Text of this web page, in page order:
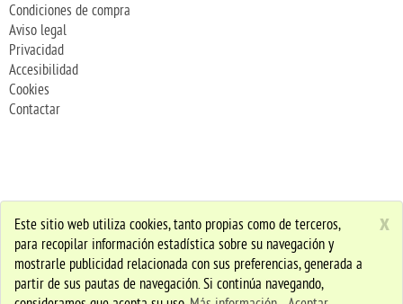
Condiciones de compra
Aviso legal
Privacidad
Accesibilidad
Cookies
Contactar
x
Este sitio web utiliza cookies, tanto propias como de terceros,
para recopilar información estadística sobre su navegación y
mostrarle publicidad relacionada con sus preferencias, generada a
partir de sus pautas de navegación. Si continúa navegando,